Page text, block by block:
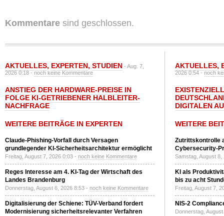
Kommentare sind geschlossen.
AKTUELLES, EXPERTEN, STUDIEN - Aug. 7,
2026 0:18 -noch keine Kommentare
ANSTIEG DER HARDWARE-PREISE IN
FOLGE KI-GETRIEBENER HALBLEITER-
NACHFRAGE
WEITERE BEITRÄGE IN EXPERTEN
Claude-Phishing-Vorfall durch Versagen
grundlegender KI-Sicherheitsarchitektur ermöglicht
Freitag, August 7, 2026 0:03 - noch keine Kommentare
Reges Interesse am 4. KI-Tag der Wirtschaft des
Landes Brandenburg
Donnerstag, August 6, 2026 8:53 - noch keine Kommentare
Digitalisierung der Schiene: TÜV-Verband fordert
Modernisierung sicherheitsrelevanter Verfahren
AKTUELLES,
2026 0:54 -noch
DIGITALEN
WEITERE
Zutrittskontrolle
Cybersecurity-
Samstag, August
KI als
bis zu acht
Freitag, August 7,
NIS-2
Donnerstag,